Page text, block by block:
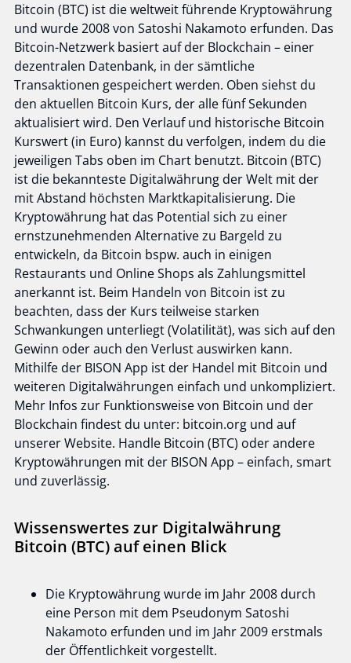
Bitcoin (BTC) ist die weltweit führende Kryptowährung
und wurde 2008 von Satoshi Nakamoto erfunden. Das
Bitcoin-Netzwerk basiert auf der Blockchain – einer
dezentralen Datenbank, in der sämtliche
Transaktionen gespeichert werden. Oben siehst du
den aktuellen Bitcoin Kurs, der alle fünf Sekunden
aktualisiert wird. Den Verlauf und historische Bitcoin
Kurswert (in Euro) kannst du verfolgen, indem du die
jeweiligen Tabs oben im Chart benutzt. Bitcoin (BTC)
ist die bekannteste Digitalwährung der Welt mit der
mit Abstand höchsten Marktkapitalisierung. Die
Kryptowährung hat das Potential sich zu einer
ernstzunehmenden Alternative zu Bargeld zu
entwickeln, da Bitcoin bspw. auch in einigen
Restaurants und Online Shops als Zahlungsmittel
anerkannt ist. Beim Handeln von Bitcoin ist zu
beachten, dass der Kurs teilweise starken
Schwankungen unterliegt (Volatilität), was sich auf den
Gewinn oder auch den Verlust auswirken kann.
Mithilfe der BISON App ist der Handel mit Bitcoin und
weiteren Digitalwährungen einfach und unkompliziert.
Mehr Infos zur Funktionsweise von Bitcoin und der
Blockchain findest du unter: bitcoin.org und auf
unserer Website. Handle Bitcoin (BTC) oder andere
Kryptowährungen mit der BISON App – einfach, smart
und zuverlässig.
Wissenswertes zur Digitalwährung
Bitcoin (BTC) auf einen Blick
Die Kryptowährung wurde im Jahr 2008 durch
eine Person mit dem Pseudonym Satoshi
Nakamoto erfunden und im Jahr 2009 erstmals
der Öffentlichkeit vorgestellt.